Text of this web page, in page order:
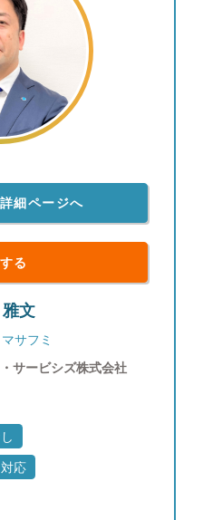
細ページへ
る
文
サフミ
サービシズ株式会社
応